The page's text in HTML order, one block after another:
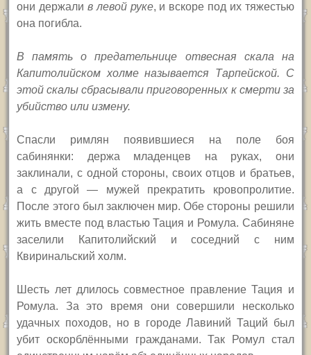
они держали в левой руке, и вскоре под их тяжестью
она погибла.
В память о предательнице отвесная скала на
Капитолийском холме называется Тарпейской. С
этой скалы сбрасывали приговоренных к смерти за
убийство или измену.
Спасли римлян появившиеся на поле боя
сабинянки: держа младенцев на руках, они
заклинали, с одной стороны, своих отцов и братьев,
а с другой — мужей прекратить кровопролитие.
После этого был заключен мир. Обе стороны решили
жить вместе под властью Тация и Ромула. Сабиняне
заселили Капитолийский и соседний с ним
Квиринальский холм.
Шесть лет длилось совместное правление Тация и
Ромула. За это время они совершили несколько
удачных походов, но в городе Лавиний Таций был
убит оскорблёнными гражданами. Так Ромул стал